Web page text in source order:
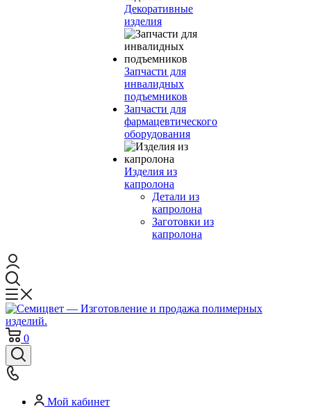
Декоративные
изделия
Запчасти для
инвалидных
подъемников
Запчасти для
фармацевтического
оборудования
Изделия из
капролона
Детали из
капролона
Заготовки из
капролона
0
Мой кабинет